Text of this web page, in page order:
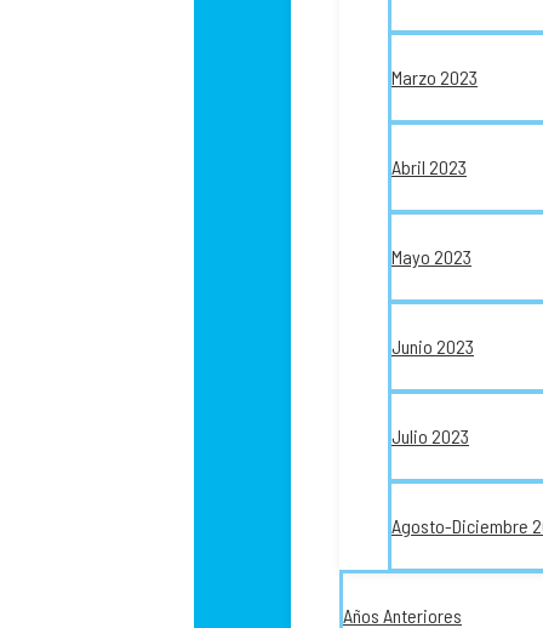
Marzo 2023
Abril 2023
Mayo 2023
Junio 2023
Julio 2023
Agosto-Diciembre
Años Anteriores